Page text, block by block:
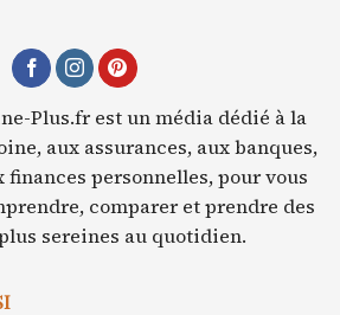
Plus.fr est un média dédié à la
aux assurances, aux banques,
finances personnelles, pour vous
comparer et prendre des
sereines au quotidien.